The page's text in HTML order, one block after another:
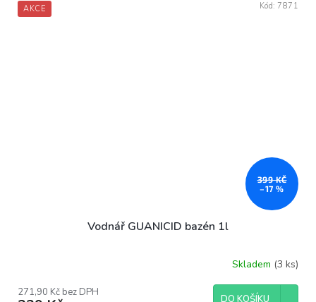
AKCE
399 KČ
–17 %
Vodnář GUANICID bazén 1l
Skladem (3 ks)
271,90 Kč bez DPH
Kód: 7871